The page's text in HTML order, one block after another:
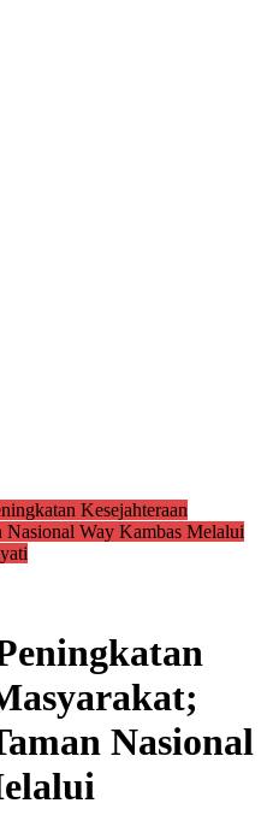
Kesejahteraan
Nasional Way Kambas Melalui
Nasional